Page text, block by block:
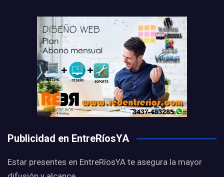
Publicidad en EntreRíosYA
Estar presentes en EntreRíosYA te asegura la mayor